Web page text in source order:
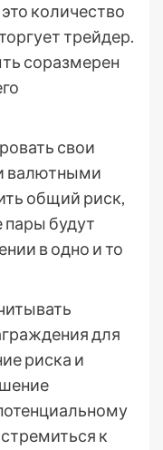
количество
трейдер.
соразмерен
свои
валютными
общий риск,
пары будут
в одно и то
для
риска и
к